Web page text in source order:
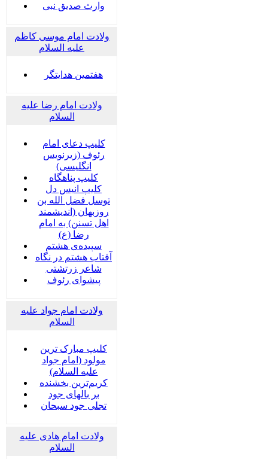
وارث صدیق نبی
ولادت امام موسی کاظم
علیه السلام
هفتمین هدایتگر
ولادت امام رضا علیه
السلام
کلیپ دعای امام
رئوف (زیرنویس
انگلیسی)
کلیپ پناهگاه
کلیپ انیس دل
توسل فضل الله بن
روزبهان (اندیشمند
اهل تسنن) به امام
رضا (ع)
سپیده‌ی هشتم
آفتاب هشتم در نگاه
شاعر زرتشتی
پیشوای رئوف
ولادت امام جواد علیه
السلام
کلیپ مبارک ترین
مولود (امام جواد
علیه السلام)
کریم‌ترین بخشنده
بر بالهای جود
تجلی جود سبحان
ولادت امام هادی علیه
السلام